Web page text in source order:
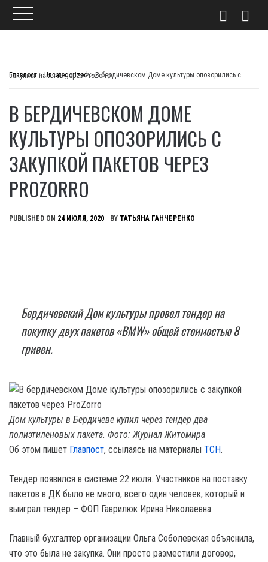
Главпост >Uncategorized>
В бердичевском Доме культуры опозорились с закупкой пакетов через ProZorro
В БЕРДИЧЕВСКОМ ДОМЕ
КУЛЬТУРЫ ОПОЗОРИЛИСЬ С
ЗАКУПКОЙ ПАКЕТОВ ЧЕРЕЗ
PROZORRO
PUBLISHED ON 24 ИЮЛЯ, 2020 BY ТАТЬЯНА ГАНЧЕРЕНКО
Бердичевский Дом культуры провел тендер на
покупку двух пакетов «BMW» общей стоимостью 8
гривен.
Дом культуры в Бердичеве купил через тендер два
полиэтиленовых пакета. Фото: Журнал Житомира
Об этом пишет Главпост, ссылаясь на материалы ТСН.
Тендер появился в системе 22 июля. Участников на поставку
пакетов в ДК было не много, всего один человек, который и
выиграл тендер – ФОП Гаврилюк Ирина Николаевна.
Главный бухгалтер организации Ольга Соболевская объяснила,
что это была не закупка. Они просто разместили договор,